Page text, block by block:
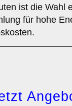
ist die Wahl
für hohe